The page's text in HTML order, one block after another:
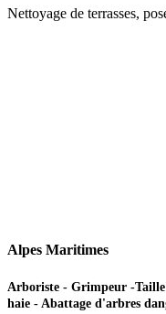
Nettoyage de terrasses,
Alpes Maritimes
Arboriste - Grimpeur -Taille
haie - Abattage d'arbres